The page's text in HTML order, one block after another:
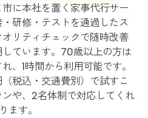
に本社を置く家事代行サー
研修・テストを通過したス
リティチェックで随時改善
ています。70歳以上の方は
、1時間から利用可能です。
税込・交通費別）で試すこ
や、2名体制で対応してくれ
ます。